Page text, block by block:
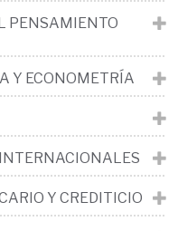
PENSAMIENTO
Y ECONOMETRÍA
Y CREDITICIO